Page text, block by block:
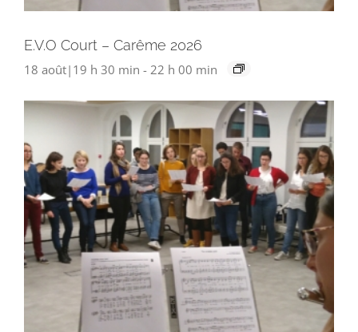
E.V.O Court – Carême 2026
18 août|19 h 30 min - 22 h 00 min